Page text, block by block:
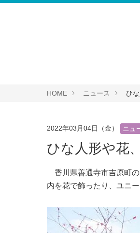
HOME ニュース ひ
2022年03月04日（金） ニュ
ひな人形や花
香川県善通寺市吉原町の
内を花で飾ったり、ユニ